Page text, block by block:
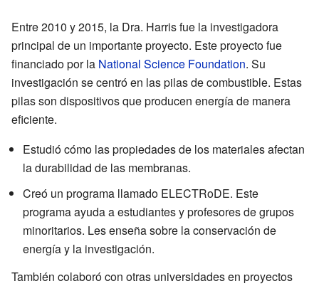
Entre 2010 y 2015, la Dra. Harris fue la investigadora
principal de un importante proyecto. Este proyecto fue
financiado por la National Science Foundation. Su
investigación se centró en las pilas de combustible. Estas
pilas son dispositivos que producen energía de manera
eficiente.
Estudió cómo las propiedades de los materiales afectan
la durabilidad de las membranas.
Creó un programa llamado ELECTRoDE. Este
programa ayuda a estudiantes y profesores de grupos
minoritarios. Les enseña sobre la conservación de
energía y la investigación.
También colaboró con otras universidades en proyectos